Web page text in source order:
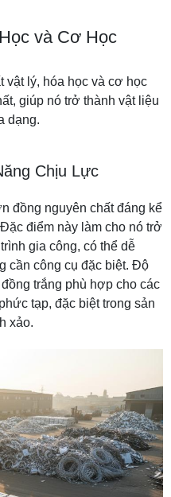
và Cơ Học
vật lý, hóa học và cơ học
giúp nó trở thành vật liệu
dạng.
Chịu Lực
đồng nguyên chất đáng kể
điểm này làm cho nó trở
gia công, có thể dễ
cần công cụ đặc biệt. Độ
trắng phù hợp cho các
tạp, đặc biệt trong sản
xảo.